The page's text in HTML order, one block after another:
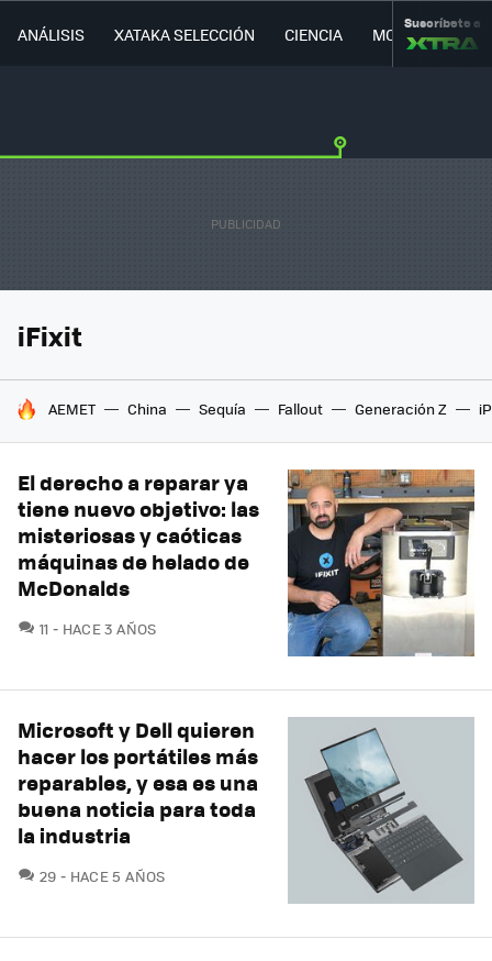
ANÁLISIS XATAKA SELECCIÓN CIENCIA MOVILIDAD
Suscríbete a
iFixit
HOY SE HABLA DE
AEMET China Sequía Fallout Generación Z
El derecho a reparar ya
tiene nuevo objetivo: las
misteriosas y caóticas
máquinas de helado de
McDonalds
11 COMENTARIOS
HACE 3 AÑOS
Microsoft y Dell quieren
hacer los portátiles más
reparables, y esa es una
buena noticia para toda
la industria
29 COMENTARIOS
HACE 5 AÑOS